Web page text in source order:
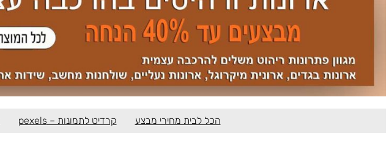
הכל לבית מחירי מבצע קרדיט לתמונות – pexels